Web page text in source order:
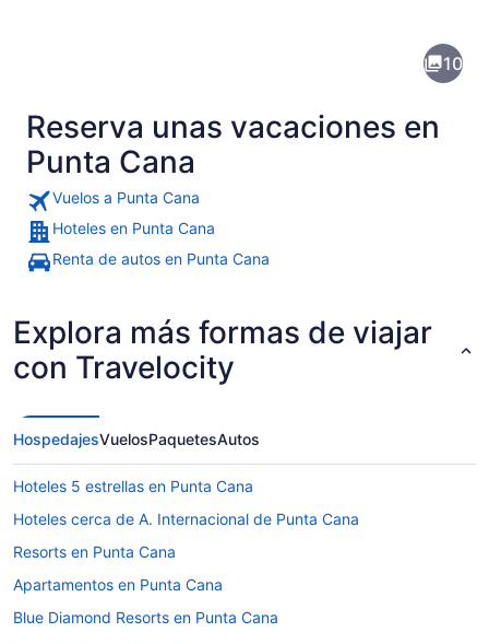
10
Reserva unas vacaciones en
Punta Cana
Vuelos a Punta Cana
Hoteles en Punta Cana
Renta de autos en Punta Cana
Explora más formas de viajar
con Travelocity
HospedajesVuelosPaquetesAutos
Hoteles 5 estrellas en Punta Cana
Hoteles cerca de A. Internacional de Punta Cana
Resorts en Punta Cana
Apartamentos en Punta Cana
Blue Diamond Resorts en Punta Cana